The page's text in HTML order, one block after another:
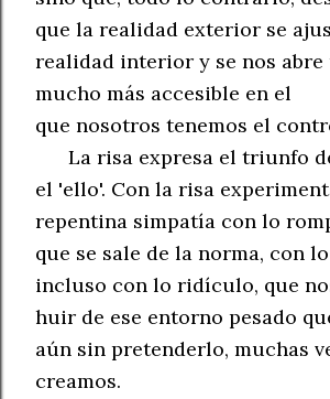
que la realidad exterior se
realidad interior y se nos abre
mucho más accesible en el
que nosotros tenemos el
La risa expresa el triunfo
el 'ello'. Con la risa
repentina simpatía con lo
que se sale de la norma, con
incluso con lo ridículo, que
huir de ese entorno pesado
aún sin pretenderlo, muchas
creamos.